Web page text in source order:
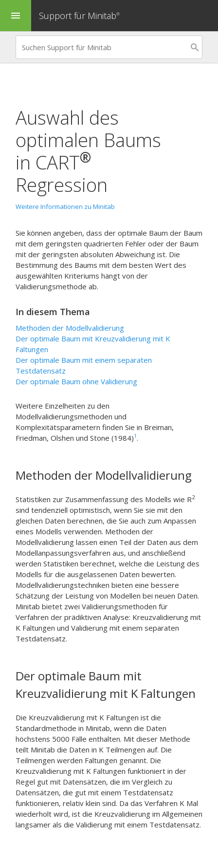
menu Support für Minitab®
Auswahl des
optimalen Baums
in CART®
Regression
Weitere Informationen zu Minitab
Sie können angeben, dass der optimale Baum der Baum
mit dem geringsten quadrierten Fehler oder der Baum
mit der geringsten absoluten Abweichung ist. Die
Bestimmung des Baums mit dem besten Wert des
ausgewählten Kriteriums hängt von der
Validierungsmethode ab.
In diesem Thema
Methoden der Modellvalidierung
Der optimale Baum mit Kreuzvalidierung mit K
Faltungen
Der optimale Baum mit einem separaten
Testdatensatz
Der optimale Baum ohne Validierung
Weitere Einzelheiten zu den
Modellvalidierungsmethoden und
Komplexitätsparametern finden Sie in Breiman,
Friedman, Olshen und Stone (1984)1.
Methoden der Modellvalidierung
Statistiken zur Zusammenfassung des Modells wie R2
sind tendenziell optimistisch, wenn Sie sie mit den
gleichen Daten berechnen, die Sie auch zum Anpassen
eines Modells verwenden. Methoden der
Modellvalidierung lassen einen Teil der Daten aus dem
Modellanpassungsverfahren aus, und anschließend
werden Statistiken berechnet, welche die Leistung des
Modells für die ausgelassenen Daten bewerten.
Modellvalidierungstechniken bieten eine bessere
Schätzung der Leistung von Modellen bei neuen Daten.
Minitab bietet zwei Validierungsmethoden für
Verfahren der prädiktiven Analyse: Kreuzvalidierung mit
K Faltungen und Validierung mit einem separaten
Testdatensatz.
Der optimale Baum mit
Kreuzvalidierung mit K Faltungen
Die Kreuzvalidierung mit K Faltungen ist die
Standardmethode in Minitab, wenn die Daten
höchstens 5000 Fälle enthalten. Mit dieser Methode
teilt Minitab die Daten in K Teilmengen auf. Die
Teilmengen werden Faltungen genannt. Die
Kreuzvalidierung mit K Faltungen funktioniert in der
Regel gut mit Datensätzen, die im Vergleich zu
Datensätzen, die gut mit einem Testdatensatz
funktionieren, relativ klein sind. Da das Verfahren K Mal
wiederholt wird, ist die Kreuzvalidierung im Allgemeinen
langsamer als die Validierung mit einem Testdatensatz.